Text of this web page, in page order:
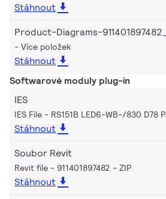
Stáhnout
Product-Diagrams-
Více položek
Stáhnout
Softwarové moduly plug-in
IES
IES File - RS151B LED6-WB-/830 D78
Stáhnout
Soubor Revit
Revit file - 911401897482 ZIP
Stáhnout